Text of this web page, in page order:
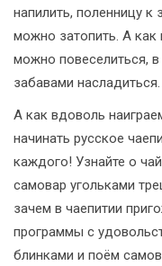
напилить, поленницу
можно затопить. А как
можно повеселиться,
забавами насладиться.
А как вдоволь
начинать русское
каждого! Узнайте о
самовар угольками
зачем в чаепитии
программы с
блинками и поём